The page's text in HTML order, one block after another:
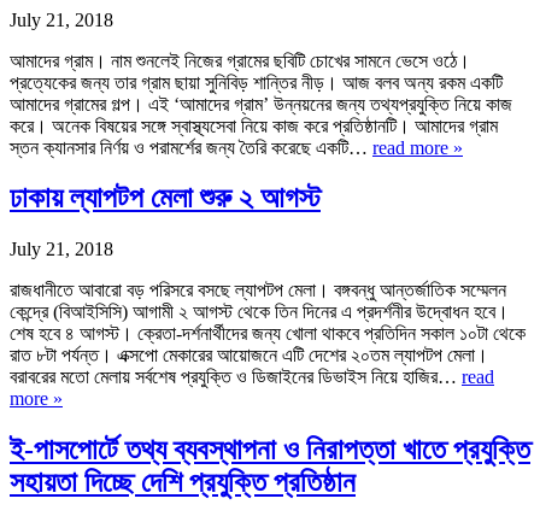
July 21, 2018
আমাদের গ্রাম। নাম শুনলেই নিজের গ্রামের ছবিটি চোখের সামনে ভেসে ওঠে।
প্রত্যেকের জন্য তার গ্রাম ছায়া সুনিবিড় শান্তির নীড়। আজ বলব অন্য রকম একটি
আমাদের গ্রামের গল্প। এই ‘আমাদের গ্রাম’ উন্নয়নের জন্য তথ্যপ্রযুক্তি নিয়ে কাজ
করে। অনেক বিষয়ের সঙ্গে স্বাস্থ্যসেবা নিয়ে কাজ করে প্রতিষ্ঠানটি। আমাদের গ্রাম
স্তন ক্যানসার নির্ণয় ও পরামর্শের জন্য তৈরি করেছে একটি… read more »
ঢাকায় ল্যাপটপ মেলা শুরু ২ আগস্ট
July 21, 2018
রাজধানীতে আবারো বড় পরিসরে বসছে ল্যাপটপ মেলা। বঙ্গবন্ধু আন্তর্জাতিক সম্মেলন
কেন্দ্রে (বিআইসিসি) আগামী ২ আগস্ট থেকে তিন দিনের এ প্রদর্শনীর উদ্বোধন হবে।
শেষ হবে ৪ আগস্ট। ক্রেতা-দর্শনার্থীদের জন্য খোলা থাকবে প্রতিদিন সকাল ১০টা থেকে
রাত ৮টা পর্যন্ত। এক্সপো মেকারের আয়োজনে এটি দেশের ২০তম ল্যাপটপ মেলা।
বরাবরের মতো মেলায় সর্বশেষ প্রযুক্তি ও ডিজাইনের ডিভাইস নিয়ে হাজির… read
more »
ই-পাসপোর্টে তথ্য ব্যবস্থাপনা ও নিরাপত্তা খাতে প্রযুক্তি
সহায়তা দিচ্ছে দেশি প্রযুক্তি প্রতিষ্ঠান